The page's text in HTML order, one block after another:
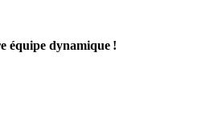
équipe dynamique !